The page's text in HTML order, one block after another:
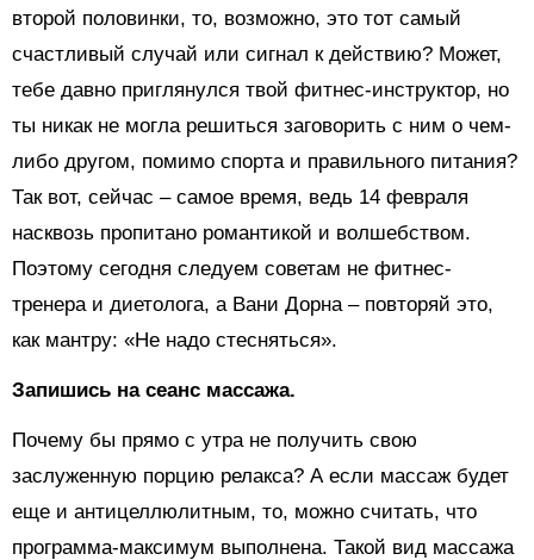
второй половинки, то, возможно, это тот самый
счастливый случай или сигнал к действию? Может,
тебе давно приглянулся твой фитнес-инструктор, но
ты никак не могла решиться заговорить с ним о чем-
либо другом, помимо спорта и правильного питания?
Так вот, сейчас – самое время, ведь 14 февраля
насквозь пропитано романтикой и волшебством.
Поэтому сегодня следуем советам не фитнес-
тренера и диетолога, а Вани Дорна – повторяй это,
как мантру: «Не надо стесняться».
Запишись на сеанс массажа.
Почему бы прямо с утра не получить свою
заслуженную порцию релакса? А если массаж будет
еще и антицеллюлитным, то, можно считать, что
программа-максимум выполнена. Такой вид массажа